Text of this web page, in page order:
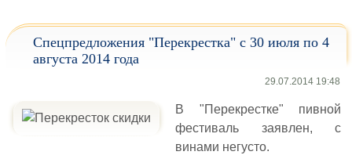
Спецпредложения "Перекрестка" с 30 июля по 4
августа 2014 года
29.07.2014 19:48
В "Перекрестке" пивной
фестиваль заявлен, с
винами негусто.